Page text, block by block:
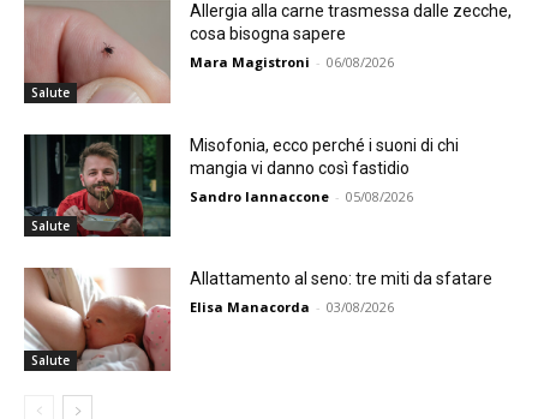
Salute
Allergia alla carne trasmessa dalle zecche,
cosa bisogna sapere
Mara Magistroni - 06/08/2026
Salute
Misofonia, ecco perché i suoni di chi
mangia vi danno così fastidio
Sandro Iannaccone - 05/08/2026
Salute
Allattamento al seno: tre miti da sfatare
Elisa Manacorda - 03/08/2026